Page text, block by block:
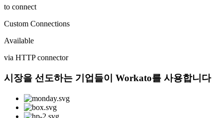
to connect
Custom Connections
Available
via HTTP connector
시장을 선도하는 기업들이 Workato를 사용합니다